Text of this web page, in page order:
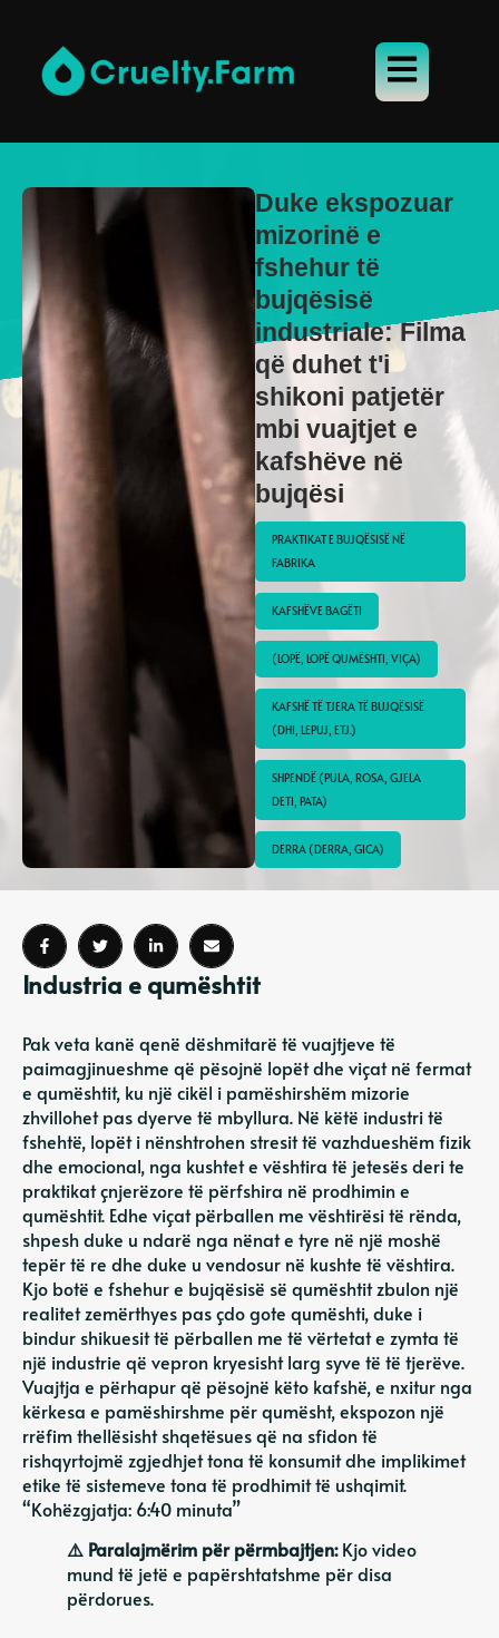
Duke ekspozuar
mizorinë e
fshehur të
bujqësisë
industriale: Filma
që duhet t'i
shikoni patjetër
mbi vuajtjet e
kafshëve në
bujqësi
PRAKTIKAT E BUJQËSISË NË
FABRIKA
KAFSHËVE BAGËTI
(LOPË, LOPË QUMËSHTI, VIÇA)
KAFSHË TË TJERA TË BUJQËSISË
(DHI, LEPUJ, ETJ.)
SHPENDË (PULA, ROSA, GJELA
DETI, PATA)
DERRA (DERRA, GICA)
Industria e qumështit
Pak veta kanë qenë dëshmitarë të vuajtjeve të
paimagjinueshme që pësojnë lopët dhe viçat në fermat
e qumështit, ku një cikël i pamëshirshëm mizorie
zhvillohet pas dyerve të mbyllura. Në këtë industri të
fshehtë, lopët i nënshtrohen stresit të vazhdueshëm fizik
dhe emocional, nga kushtet e vështira të jetesës deri te
praktikat çnjerëzore të përfshira në prodhimin e
qumështit. Edhe viçat përballen me vështirësi të rënda,
shpesh duke u ndarë nga nënat e tyre në një moshë
tepër të re dhe duke u vendosur në kushte të vështira.
Kjo botë e fshehur e bujqësisë së qumështit zbulon një
realitet zemërthyes pas çdo gote qumështi, duke i
bindur shikuesit të përballen me të vërtetat e zymta të
një industrie që vepron kryesisht larg syve të të tjerëve.
Vuajtja e përhapur që pësojnë këto kafshë, e nxitur nga
kërkesa e pamëshirshme për qumësht, ekspozon një
rrëfim thellësisht shqetësues që na sfidon të
rishqyrtojmë zgjedhjet tona të konsumit dhe implikimet
etike të sistemeve tona të prodhimit të ushqimit.
“Kohëzgjatja: 6:40 minuta”
⚠️ Paralajmërim për përmbajtjen:Kjo video
mund të jetë e papërshtatshme për disa
përdorues.